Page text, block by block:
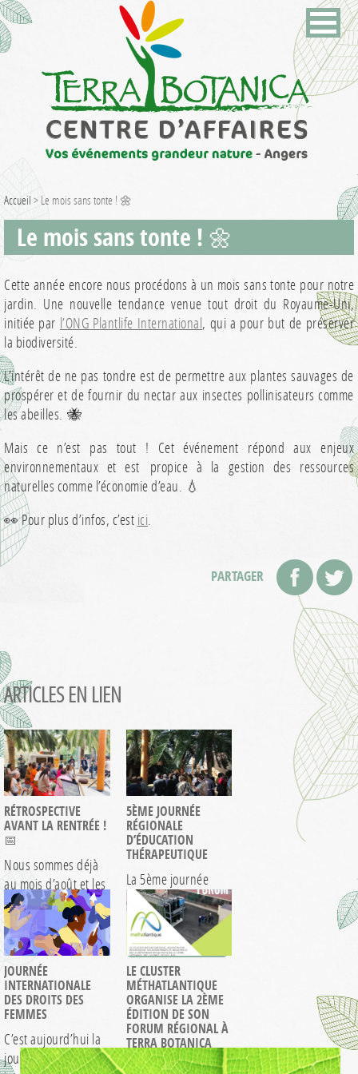
Accueil > Le mois sans tonte ! 🌼
Le mois sans tonte ! 🌼
Cette année encore nous procédons à un mois sans tonte pour notre
jardin. Une nouvelle tendance venue tout droit du Royaume-Uni,
initiée par l’ONG Plantlife International, qui a pour but de préserver
la biodiversité.
L’intérêt de ne pas tondre est de permettre aux plantes sauvages de
prospérer et de fournir du nectar aux insectes pollinisateurs comme
les abeilles. 🐝
Mais ce n’est pas tout ! Cet événement répond aux enjeux
environnementaux et est propice à la gestion des ressources
naturelles comme l’économie d’eau. 💧
👀 Pour plus d’infos, c’est ici.
PARTAGER
ARTICLES EN LIEN
RÉTROSPECTIVE
AVANT LA RENTRÉE !
📅
Nous sommes déjà
au mois d’août et les
sept premiers mois
de…
> EN SAVOIR +
5ÈME JOURNÉE
RÉGIONALE
D’ÉDUCATION
THÉRAPEUTIQUE
La 5ème journée
régionale
d’éducation
thérapeutique a eu
lieu à Terra
Botanica…
> EN SAVOIR +
JOURNÉE
INTERNATIONALE
DES DROITS DES
FEMMES
C’est aujourd’hui la
journée
LE CLUSTER
MÉTHATLANTIQUE
ORGANISE LA 2ÈME
ÉDITION DE SON
FORUM RÉGIONAL À
TERRA BOTANICA
Après une première